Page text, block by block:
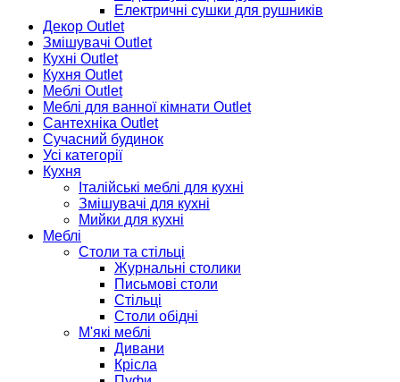
Електричні сушки для рушників
Декор Outlet
Змішувачі Outlet
Кухні Outlet
Кухня Outlet
Меблі Outlet
Меблі для ванної кімнати Outlet
Сантехніка Outlet
Сучасний будинок
Усі категорії
Кухня
Італійські меблі для кухні
Змішувачі для кухні
Мийки для кухні
Меблі
Столи та стільці
Журнальні столики
Письмові столи
Стільці
Столи обідні
М'які меблі
Дивани
Крісла